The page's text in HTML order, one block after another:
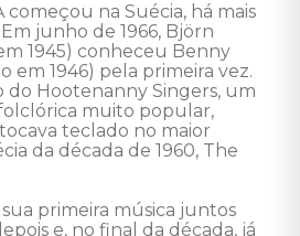
começou na Suécia, há mais
junho de 1966, Björn
1945) conheceu Benny
em 1946) pela primeira vez.
do Hootenanny Singers, um
muito popular,
teclado no maior
da década de 1960, The
primeira música juntos
e, no final da década, já